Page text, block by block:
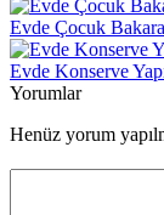
Evde Çocuk
Evde Konserve
Yorumlar
Henüz yorum